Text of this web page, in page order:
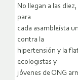
No llegan a las
para
cada asambleísta
contra la
hipertensión y la
ecologistas y
jóvenes de ONG